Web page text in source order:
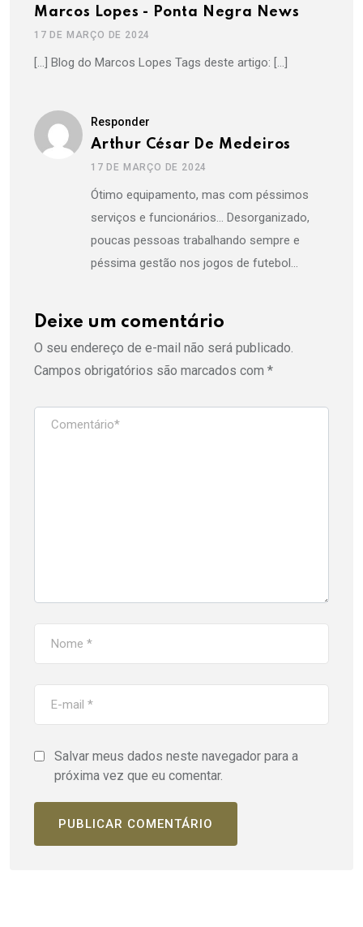
Marcos Lopes - Ponta Negra News
17 DE MARÇO DE 2024
[…] Blog do Marcos Lopes Tags deste artigo: […]
Responder
Arthur César De Medeiros
17 DE MARÇO DE 2024
Ótimo equipamento, mas com péssimos
serviços e funcionários… Desorganizado,
poucas pessoas trabalhando sempre e
péssima gestão nos jogos de futebol…
Deixe um comentário
O seu endereço de e-mail não será publicado.
Campos obrigatórios são marcados com *
Salvar meus dados neste navegador para a
próxima vez que eu comentar.